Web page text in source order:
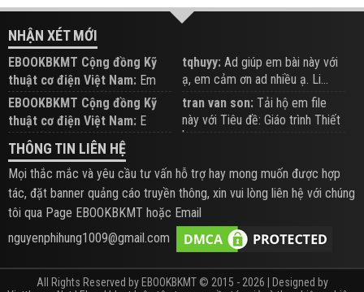
NHẬN XÉT MỚI
EBOOKBKMT Cộng đồng Kỹ
thuật cơ điện Việt Nam: Em
đăng trên Group hỗ trợ nhé
tqhuyy: Ad giúp em bài này với
ạ, em cảm ơn ad nhiều ạ. Li...
EBOOKBKMT Cộng đồng Kỹ
thuật cơ điện Việt Nam: E
xem hỗ trợ trên Group
tran van son: Tải hộ em file
này với Tiêu đề: Giáo trình Thiết
b...
THÔNG TIN LIÊN HỆ
Mọi thắc mắc và yêu cầu tư vấn hỗ trợ hay mong muốn được hợp
tác, đặt banner quảng cáo truyền thông, xin vui lòng liên hệ với chúng
tôi qua Page EBOOKBKMT hoặc Email
nguyenphihung1009@gmail.com
All Rights Reserved by EBOOKBKMT © 2015 - 2026 | Designed by